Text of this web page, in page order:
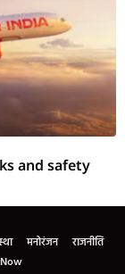
and safety
मनोरंजन
राजनीति